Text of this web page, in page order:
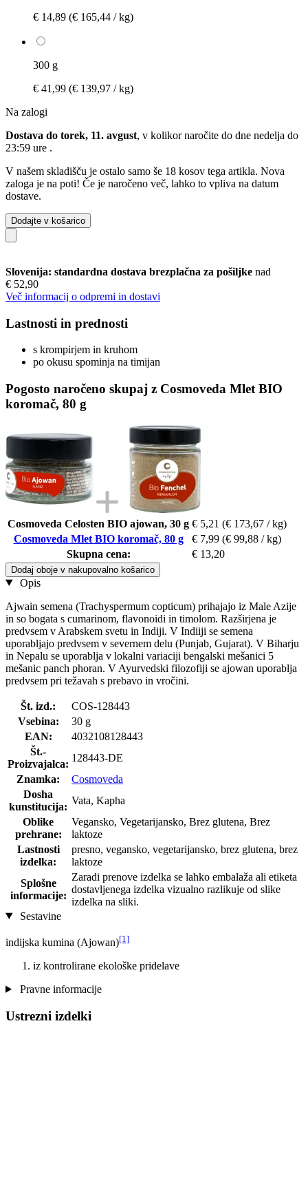
€ 14,89 (€ 165,44 / kg)
300 g
€ 41,99 (€ 139,97 / kg)
Na zalogi
Dostava do torek, 11. avgust, v kolikor naročite do dne nedelja do
23:59 ure .
V našem skladišču je ostalo samo še 18 kosov tega artikla. Nova
zaloga je na poti! Če je naročeno več, lahko to vpliva na datum
dostave.
Dodajte v košarico
Slovenija: standardna dostava brezplačna za pošiljke nad
€ 52,90
Več informacij o odpremi in dostavi
Lastnosti in prednosti
s krompirjem in kruhom
po okusu spominja na timijan
Pogosto naročeno skupaj z Cosmoveda Mlet BIO
koromač, 80 g
Cosmoveda Celosten BIO ajowan, 30 g € 5,21 (€ 173,67 / kg)
Cosmoveda Mlet BIO koromač, 80 g
€ 7,99 (€ 99,88 / kg)
Skupna cena:
€ 13,20
Dodaj oboje v nakupovalno košarico
Opis
Ajwain semena (Trachyspermum copticum) prihajajo iz Male Azije
in so bogata s cumarinom, flavonoidi in timolom. Razširjena je
predvsem v Arabskem svetu in Indiji. V Indiiji se semena
uporabljajo predvsem v severnem delu (Punjab, Gujarat). V Biharju
in Nepalu se uporablja v lokalni variaciji bengalski mešanici 5
mešanic panch phoran. V Ayurvedski filozofiji se ajowan uporablja
predvsem pri težavah s prebavo in vročini.
Št. izd.:
COS-128443
Vsebina:
30 g
EAN:
4032108128443
Št.-
Proizvajalca:
128443-DE
Znamka:
Cosmoveda
Dosha
kunstitucija:
Vata, Kapha
Oblike
prehrane:
Vegansko, Vegetarijansko, Brez glutena, Brez
laktoze
Lastnosti
izdelka:
presno, vegansko, vegetarijansko, brez glutena, brez
laktoze
Splošne
informacije:
Zaradi prenove izdelka se lahko embalaža ali etiketa
dostavljenega izdelka vizualno razlikuje od slike
izdelka na sliki.
Sestavine
indijska kumina (Ajowan)[1]
iz kontrolirane ekološke pridelave
Pravne informacije
Ustrezni izdelki